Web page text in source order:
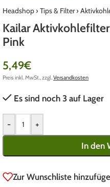
Headshop› Tips & Filter›
Kailar
Pink
5,49€
Preis inkl. MwSt., zzgl.Versandkosten
Es sind noch 3 auf Lager
- +
In den
Zur Wunschliste